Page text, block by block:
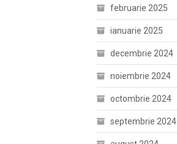
februarie 2025
ianuarie 2025
decembrie 2024
noiembrie 2024
octombrie 2024
septembrie 2024